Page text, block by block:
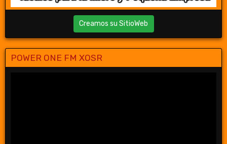
Creamos su SitioWeb
POWER ONE FM XOSR